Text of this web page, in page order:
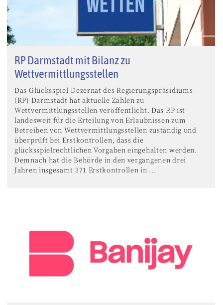
RP Darmstadt mit Bilanz zu
Wettvermittlungsstellen
Das Glücksspiel-Dezernat des Regierungspräsidiums
(RP) Darmstadt hat aktuelle Zahlen zu
Wettvermittlungsstellen veröffentlicht. Das RP ist
landesweit für die Erteilung von Erlaubnissen zum
Betreiben von Wettvermittlungsstellen zuständig und
überprüft bei Erstkontrollen, dass die
glücksspielrechtlichen Vorgaben eingehalten werden.
Demnach hat die Behörde in den vergangenen drei
Jahren insgesamt 371 Erstkontrollen in ...